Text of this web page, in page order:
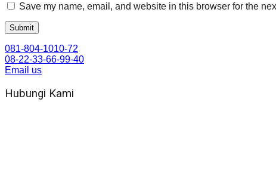
Save my name, email, and website in this browser for the
081-804-1010-72
08-22-33-66-99-40
Email us
Hubungi Kami